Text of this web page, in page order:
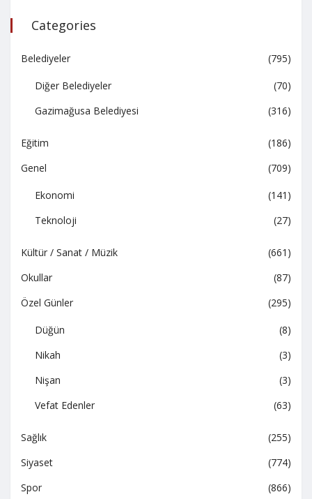
Categories
Belediyeler (795)
Diğer Belediyeler
(70)
Gazimağusa Belediyesi
(316)
Eğitim
(186)
Genel
(709)
Ekonomi
(141)
Teknoloji
(27)
Kültür / Sanat / Müzik
(661)
Okullar
(87)
Özel Günler
(295)
Düğün
(8)
Nikah
(3)
Nişan
(3)
Vefat Edenler
(63)
Sağlık
(255)
Siyaset
(774)
Spor
(866)